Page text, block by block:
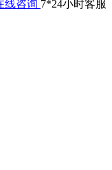
7*24小时客服